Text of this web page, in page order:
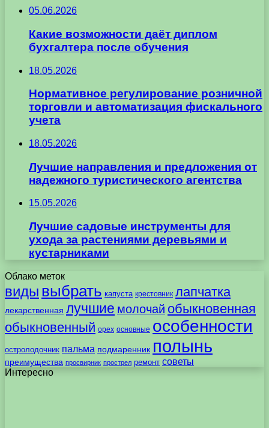
05.06.2026
Какие возможности даёт диплом
бухгалтера после обучения
18.05.2026
Нормативное регулирование розничной
торговли и автоматизация фискального
учета
18.05.2026
Лучшие направления и предложения от
надежного туристического агентства
15.05.2026
Лучшие садовые инструменты для
ухода за растениями деревьями и
кустарниками
Облако меток
виды выбрать капуста крестовник лапчатка
лекарственная лучшие молочай обыкновенная
обыкновенный орех основные особенности
остролодочник пальма подмаренник полынь
преимущества просвирник прострел ремонт советы
Интересно